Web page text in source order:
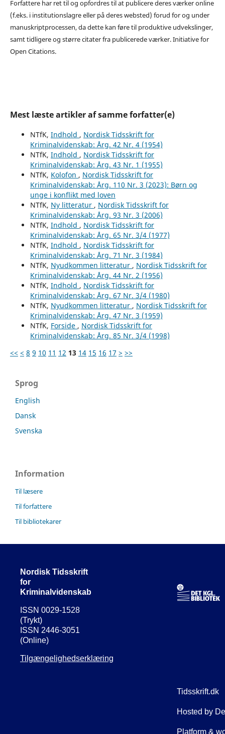
Forfattere har ret til og opfordres til at publicere deres værker online
(f.eks. i institutionslagre eller på deres websted) forud for og under
manuskriptprocessen, da dette kan føre til produktive udvekslinger,
samt tidligere og større citater fra publicerede værker. Initiative for
Open Citations.
Mest læste artikler af samme forfatter(e)
NTfK, Indhold , Nordisk Tidsskrift for
Kriminalvidenskab: Årg. 42 Nr. 4 (1954)
NTfK, Indhold , Nordisk Tidsskrift for
Kriminalvidenskab: Årg. 43 Nr. 1 (1955)
NTfK, Kolofon , Nordisk Tidsskrift for
Kriminalvidenskab: Årg. 110 Nr. 3 (2023): Børn og
unge i konflikt med loven
NTfK, Ny litteratur , Nordisk Tidsskrift for
Kriminalvidenskab: Årg. 93 Nr. 3 (2006)
NTfK, Indhold , Nordisk Tidsskrift for
Kriminalvidenskab: Årg. 65 Nr. 3/4 (1977)
NTfK, Indhold , Nordisk Tidsskrift for
Kriminalvidenskab: Årg. 71 Nr. 3 (1984)
NTfK, Nyudkommen litteratur , Nordisk Tidsskrift for
Kriminalvidenskab: Årg. 44 Nr. 2 (1956)
NTfK, Indhold , Nordisk Tidsskrift for
Kriminalvidenskab: Årg. 67 Nr. 3/4 (1980)
NTfK, Nyudkommen litteratur , Nordisk Tidsskrift for
Kriminalvidenskab: Årg. 47 Nr. 3 (1959)
NTfK, Forside , Nordisk Tidsskrift for
Kriminalvidenskab: Årg. 85 Nr. 3/4 (1998)
<< < 8 9 10 11 12 13 14 15 16 17 > >>
Sprog
English
Dansk
Svenska
Information
Til læsere
Til forfattere
Til bibliotekarer
Nordisk Tidsskrift
for
Kriminalvidenskab
ISSN 0029-1528
(Trykt)
ISSN 2446-3051
(Online)
Tilgængelighedserklæring